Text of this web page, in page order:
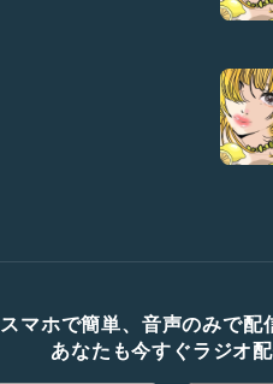
スマホで簡単、音声のみで配
あなたも今すぐラジオ